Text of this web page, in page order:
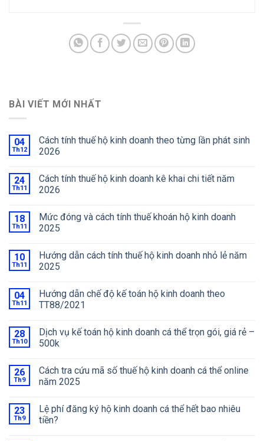
BÀI VIẾT MỚI NHẤT
04
Th12
Cách tính thuế hộ kinh doanh theo từng lần phát sinh
2026
24
Th11
Cách tính thuế hộ kinh doanh kê khai chi tiết năm
2026
18
Th11
Mức đóng và cách tính thuế khoán hộ kinh doanh
2025
10
Th11
Hướng dẫn cách tính thuế hộ kinh doanh nhỏ lẻ năm
2025
04
Th11
Hướng dẫn chế độ kế toán hộ kinh doanh theo
TT88/2021
28
Th10
Dịch vụ kế toán hộ kinh doanh cá thể trọn gói, giá rẻ –
500k
26
Th9
Cách tra cứu mã số thuế hộ kinh doanh cá thể online
năm 2025
23
Th9
Lệ phí đăng ký hộ kinh doanh cá thể hết bao nhiêu
tiền?